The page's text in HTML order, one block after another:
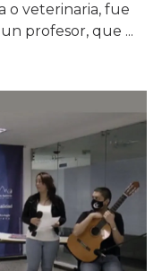
o veterinaria, fue
profesor, que ...